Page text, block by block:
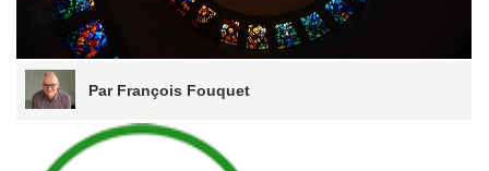
Par François Fouquet